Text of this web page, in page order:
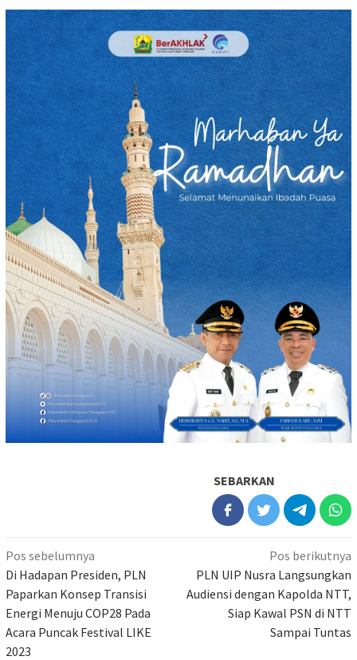
SEBARKAN
Navigasi
pos
Pos sebelumnya
Di Hadapan Presiden, PLN
Paparkan Konsep Transisi
Energi Menuju COP28 Pada
Acara Puncak Festival LIKE
2023
Pos berikutnya
PLN UIP Nusra Langsungkan
Audiensi dengan Kapolda NTT,
Siap Kawal PSN di NTT
Sampai Tuntas